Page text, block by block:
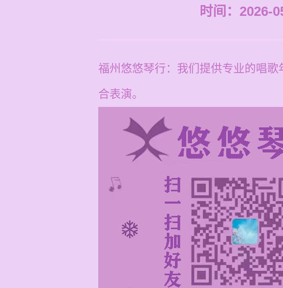
时间：2026-
福州悠悠琴行：我们提供专业的唱
合表演。